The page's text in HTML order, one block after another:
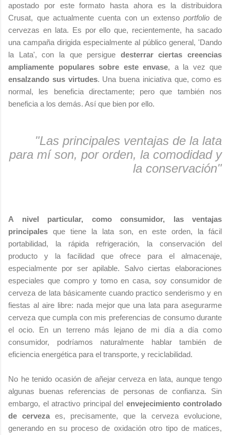
apostado por este formato hasta ahora es la distribuidora
Crusat, que actualmente cuenta con un extensoportfolio de
cervezas en lata. Es por ello que, recientemente, ha sacado
una campaña dirigida especialmente al público general, 'Dando
la Lata', con la que persigue desterrar ciertas creencias
ampliamente populares sobre este envase, a la vez que
ensalzando sus virtudes. Una buena iniciativa que, como es
normal, les beneficia directamente; pero que también nos
beneficia a los demás. Así que bien por ello.
"Las principales ventajas de la lata
para mí son, por orden, la comodidad y
la conservación"
A nivel particular, como consumidor, las ventajas
principales que tiene la lata son, en este orden, la fácil
portabilidad, la rápida refrigeración, la conservación del
producto y la facilidad que ofrece para el almacenaje,
especialmente por ser apilable. Salvo ciertas elaboraciones
especiales que compro y tomo en casa, soy consumidor de
cerveza de lata básicamente cuando practico senderismo y en
fiestas al aire libre: nada mejor que una lata para asegurarme
cerveza que cumpla con mis preferencias de consumo durante
el ocio. En un terreno más lejano de mi día a día como
consumidor, podríamos naturalmente hablar también de
eficiencia energética para el transporte, y reciclabilidad.
No he tenido ocasión de añejar cerveza en lata, aunque tengo
algunas buenas referencias de personas de confianza. Sin
embargo, el atractivo principal del envejecimiento controlado
de cerveza es, precisamente, que la cerveza evolucione,
generando en su proceso de oxidación otro tipo de matices,